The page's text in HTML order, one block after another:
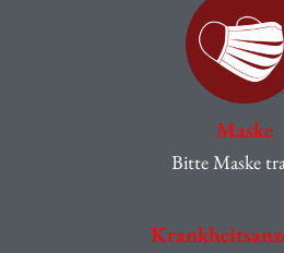
Maske
Bitte Maske